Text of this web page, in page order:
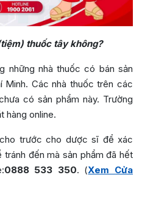
thuốc tây không?
những nhà thuốc có bán sản
Minh. Các nhà thuốc trên các
có sản phẩm này. Trường
hàng online.
trước cho dược sĩ để xác
đến mà sản phẩm đã hết
0888 533 350. (Xem Cửa